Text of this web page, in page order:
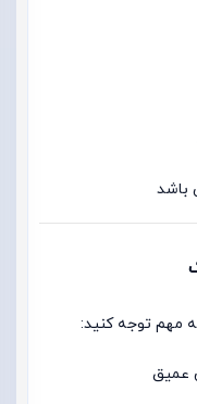
باشد
مهم توجه کنید:
عمیق